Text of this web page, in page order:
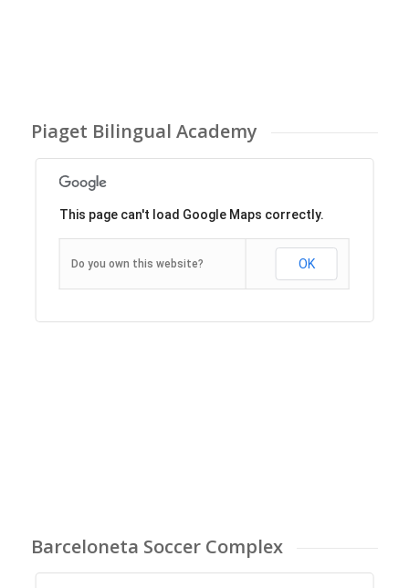
Piaget Bilingual Academy
This page can't load Google Maps correctly.
Do you own this website? OK
Barceloneta Soccer Complex